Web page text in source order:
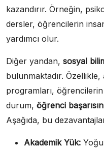
kazandırır. Örneğin,
dersler, öğrencilerin
yardımcı olur.
Diğer yandan, sosyal
bulunmaktadır.
programları,
durum, öğrenci
Aşağıda, bu
Akademik Yük: